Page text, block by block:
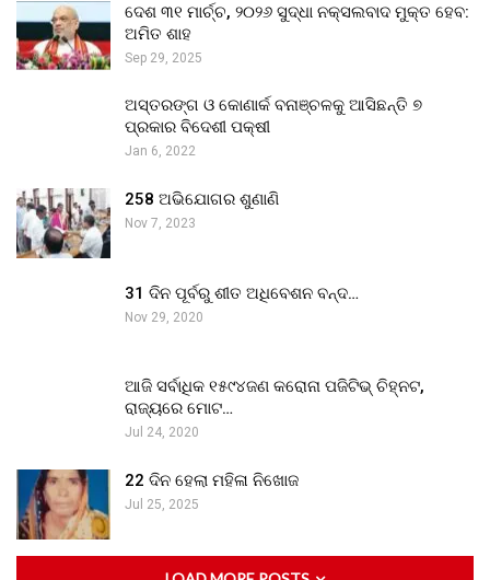
ଦେଶ ୩୧ ମାର୍ଚ୍ଚ, ୨୦୨୬ ସୁଦ୍ଧା ନକ୍ସଲବାଦ ମୁକ୍ତ ହେବ:
ଅମିତ ଶାହ
Sep 29, 2025
ଅସ୍ତରଙ୍ଗ ଓ କୋଣାର୍କ ବନାଞ୍ଚଳକୁ ଆସିଛନ୍ତି ୭
ପ୍ରକାର ବିଦେଶୀ ପକ୍ଷୀ
Jan 6, 2022
258 ଅଭିଯୋଗର ଶୁଣାଣି
Nov 7, 2023
31 ଦିନ ପୂର୍ବରୁ ଶୀତ ଅଧିବେଶନ ବନ୍ଦ…
Nov 29, 2020
ଆଜି ସର୍ବାଧିକ ୧୫୯୪ଜଣ କରୋନା ପଜିଟିଭ୍ ଚିହ୍ନଟ,
ରାଜ୍ୟରେ ମୋଟ…
Jul 24, 2020
22 ଦିନ ହେଲା ମହିଳା ନିଖୋଜ
Jul 25, 2025